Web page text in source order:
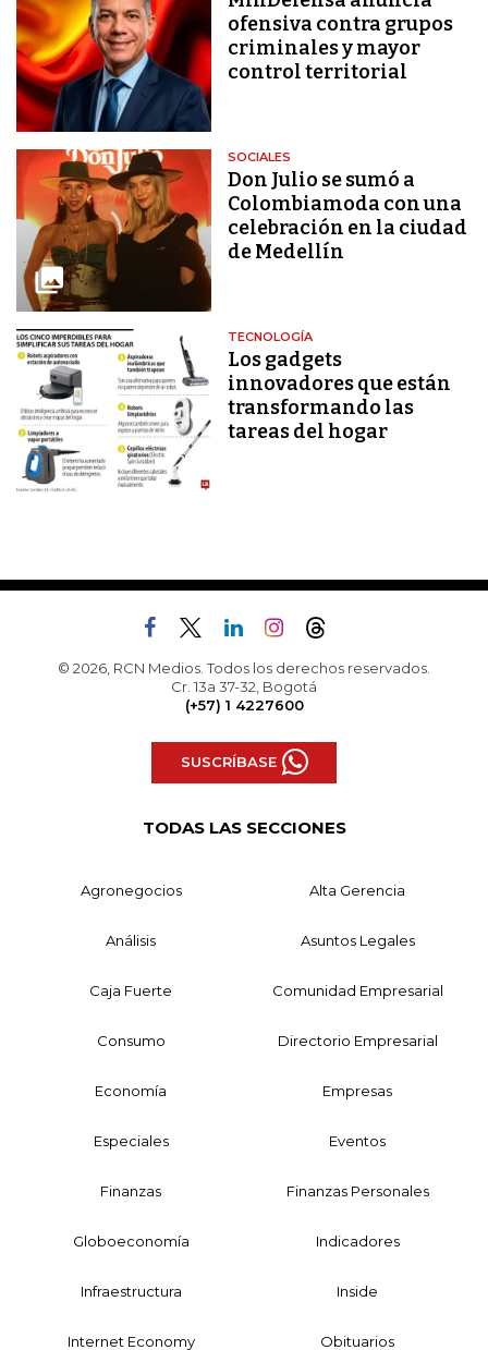
ofensiva contra grupos
criminales y mayor
control territorial
SOCIALES
Don Julio se sumó a
Colombiamoda con una
celebración en la ciudad
de Medellín
TECNOLOGÍA
Los gadgets
innovadores que están
transformando las
tareas del hogar
© 2026, RCN Medios. Todos los derechos reservados.
Cr. 13a 37-32, Bogotá
(+57) 1 4227600
SUSCRÍBASE
TODAS LAS SECCIONES
Agronegocios Alta Gerencia
Análisis Asuntos Legales
Caja Fuerte Comunidad Empresarial
Consumo Directorio Empresarial
Economía Empresas
Especiales Eventos
Finanzas Finanzas Personales
Globoeconomía Indicadores
Infraestructura Inside
Internet Economy Obituarios